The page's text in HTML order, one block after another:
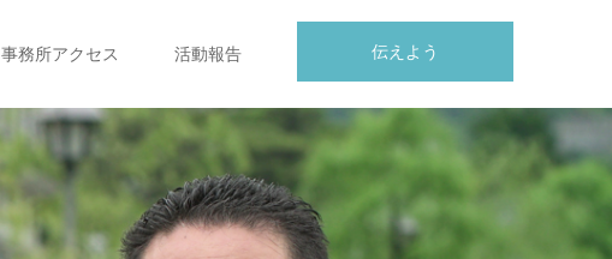
伝えよう
事務所アクセス 活動報告